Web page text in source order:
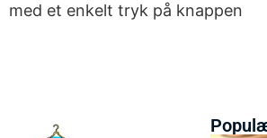
med et enkelt tryk på knappen